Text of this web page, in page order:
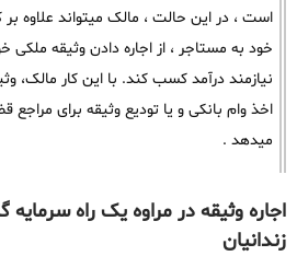
است ، در این حالت ، مالک میتواند علاوه
خود به مستاجر ، از اجاره دادن وثیقه ملکی
نیازمند درآمد کسب کند. با این کار مالک،
اخذ وام بانکی و یا تودیع وثیقه برای مراجع
میدهد .
اجاره وثیقه در مراوه یک راه
زندانیان